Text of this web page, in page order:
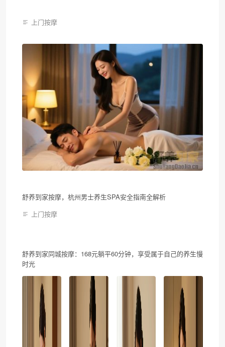
上门按摩
舒养到家按摩，杭州男士养生SPA安全指南全解析
上门按摩
舒养到家同城按摩：168元躺平60分钟，享受属于自己的养生慢
时光